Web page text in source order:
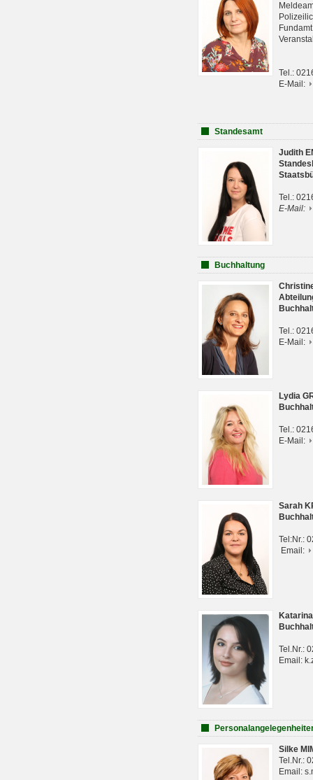
Tel.:
E-Mail:
Standesamt
Judith
Tel.:
E-Mail:
Buchhaltung
Tel.:
E-Mail:
Lydia
Tel.:
E-Mail:
Sarah
Tel:Nr.:
Email:
Tel.Nr.:
Email:
Silke
Tel.Nr.:
Email: